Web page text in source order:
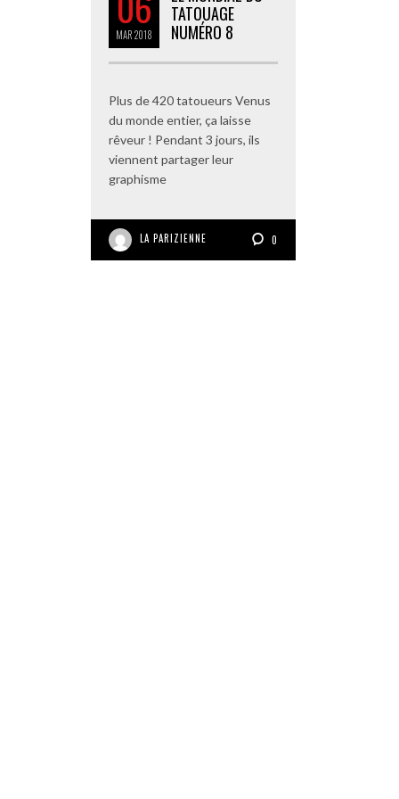
MAR2018
TATOUAGE
NUMÉRO 8
Plus de 420 tatoueurs Venus
du monde entier, ça laisse
rêveur ! Pendant 3 jours, ils
viennent partager leur
graphisme
LA PARIZIENNE 0